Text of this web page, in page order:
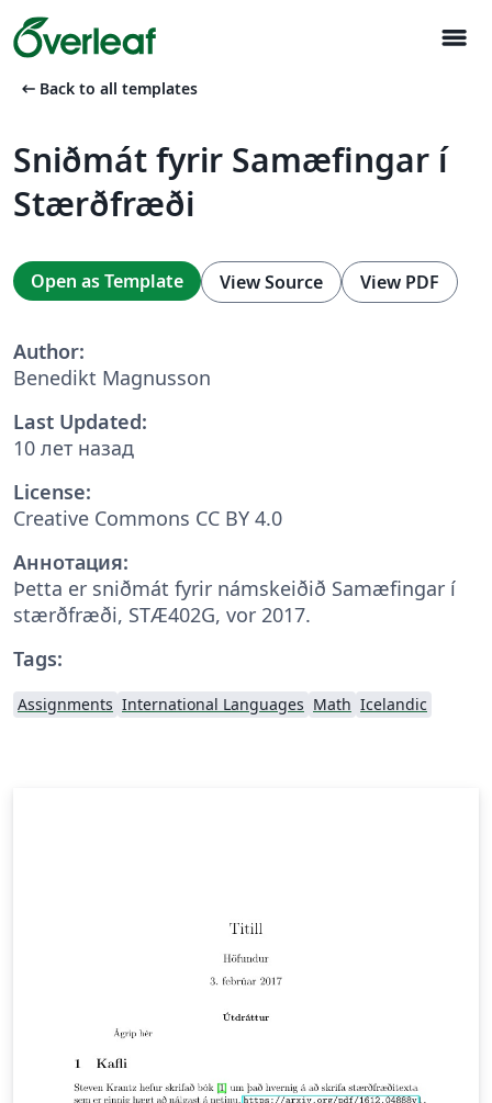
menu
arrow_left_alt Back to all templates
Sniðmát fyrir Samæfingar í
Stærðfræði
Open as Template View Source View PDF
Author:
Benedikt Magnusson
Last Updated:
10 лет назад
License:
Creative Commons CC BY 4.0
Аннотация:
Þetta er sniðmát fyrir námskeiðið Samæfingar í
stærðfræði, STÆ402G, vor 2017.
Tags:
Assignments International Languages Math Icelandic